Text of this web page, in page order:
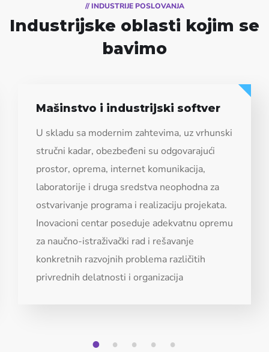
// INDUSTRIJE POSLOVANJA
Industrijske oblasti kojim se
bavimo
Materijali i hemijske tehnologije
U skladu sa modernim zahtevima, uz vrhunski
stručni kadar, obezbeđeni su odgovarajući
prostor, oprema, internet komunikacija,
laboratorije i druga sredstva neophodna za
ostvarivanje programa i realizaciju projekata.
Inovacioni centar poseduje adekvatnu opremu
za naučno-istraživački rad i rešavanje
konkretnih razvojnih problema različitih
privrednih delatnosti i organizacija
1 2 3 4 5